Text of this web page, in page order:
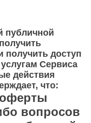
публичной
доступ
Сервиса
действия
что:
вопросов